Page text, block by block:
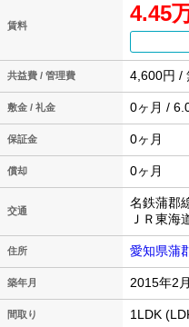
賃料 4.45
共益費 / 管理費 4,600円 /
敷金 / 礼金 0ヶ月 /
保証金 0ヶ月
償却 0ヶ月
交通
名鉄蒲郡
ＪＲ東
住所 愛知県蒲
築年月 2015年2月
間取り 1LDK